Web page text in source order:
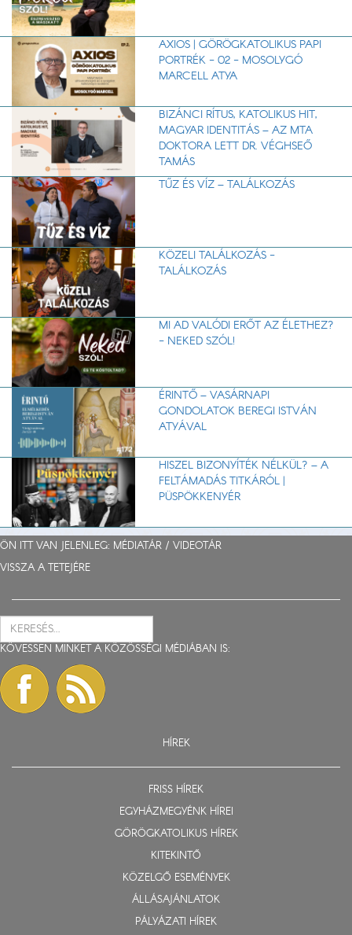
AXIOS | GÖRÖGKATOLIKUS PAPI
PORTRÉK - 02 - MOSOLYGÓ
MARCELL ATYA
BIZÁNCI RÍTUS, KATOLIKUS HIT,
MAGYAR IDENTITÁS – AZ MTA
DOKTORA LETT DR. VÉGHSEŐ
TAMÁS
TŰZ ÉS VÍZ – TALÁLKOZÁS
KÖZELI TALÁLKOZÁS -
TALÁLKOZÁS
MI AD VALÓDI ERŐT AZ ÉLETHEZ?
- NEKED SZÓL!
ÉRINTŐ – VASÁRNAPI
GONDOLATOK BEREGI ISTVÁN
ATYÁVAL
HISZEL BIZONYÍTÉK NÉLKÜL? – A
FELTÁMADÁS TITKÁRÓL |
PÜSPÖKKENYÉR
ÖN ITT VAN JELENLEG: MÉDIATÁR / VIDEOTÁR
VISSZA A TETEJÉRE
KÖVESSEN MINKET A KÖZÖSSÉGI MÉDIÁBAN IS:
HÍREK
FRISS HÍREK
EGYHÁZMEGYÉNK HÍREI
GÖRÖGKATOLIKUS HÍREK
KITEKINTŐ
KÖZELGŐ ESEMÉNYEK
ÁLLÁSAJÁNLATOK
PÁLYÁZATI HÍREK